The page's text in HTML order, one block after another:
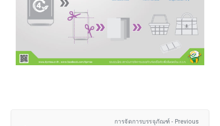
การจัดการบรรจุภัณฑ์ - Previous